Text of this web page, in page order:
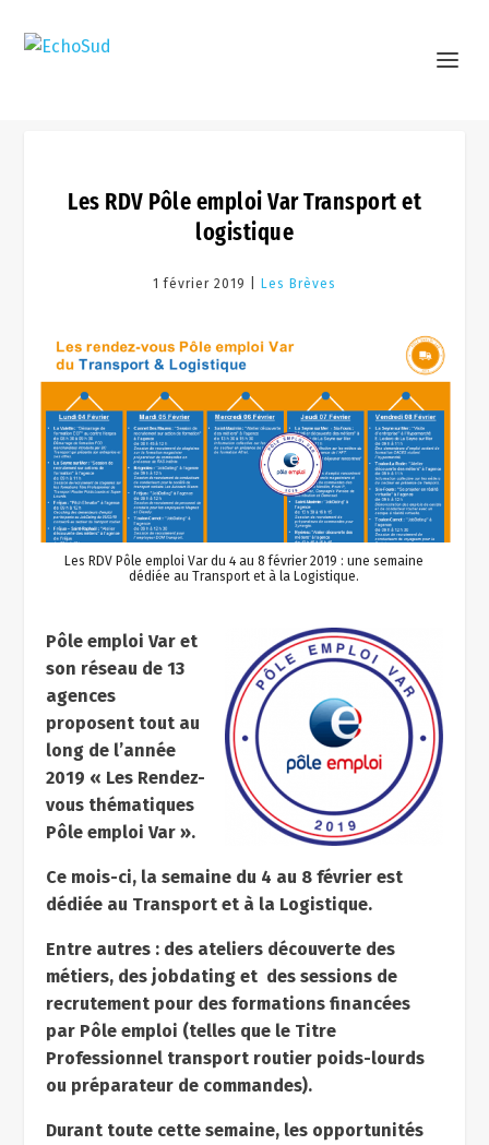
Les RDV Pôle emploi Var Transport et
logistique
1 février 2019 | Les Brèves
Les RDV Pôle emploi Var du 4 au 8 février 2019 : une semaine
dédiée au Transport et à la Logistique.
Pôle emploi Var et
son réseau de 13
agences
proposent tout au
long de l’année
2019 « Les Rendez-
vous thématiques
Pôle emploi Var ».
Ce mois-ci, la semaine du 4 au 8 février est
dédiée au Transport et à la Logistique.
Entre autres : des ateliers découverte des
métiers, des jobdating et des sessions de
recrutement pour des formations financées
par Pôle emploi (telles que le Titre
Professionnel transport routier poids-lourds
ou préparateur de commandes).
Durant toute cette semaine, les opportunités